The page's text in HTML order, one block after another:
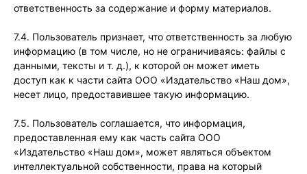
ответственность за содержание и форму материалов.
7.4. Пользователь признает, что ответственность за любую
информацию (в том числе, но не ограничиваясь: файлы с
данными, тексты и т. д.), к которой он может иметь
доступ как к части сайта ООО «Издательство «Наш дом»,
несет лицо, предоставившее такую информацию.
7.5. Пользователь соглашается, что информация,
предоставленная ему как часть сайта ООО
«Издательство «Наш дом», может являться объектом
интеллектуальной собственности, права на который